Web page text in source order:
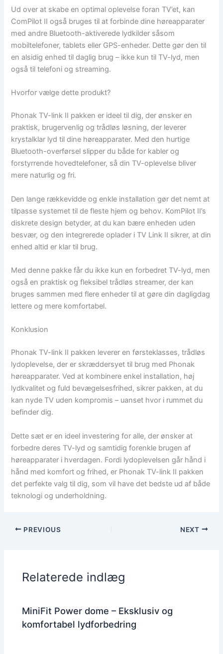
Ud over at skabe en optimal oplevelse foran TV’et, kan
ComPilot II også bruges til at forbinde dine høreapparater
med andre Bluetooth-aktiverede lydkilder såsom
mobiltelefoner, tablets eller GPS-enheder. Dette gør den til
en alsidig enhed til daglig brug – ikke kun til TV-lyd, men
også til telefoni og streaming.
Hvorfor vælge dette produkt?
Phonak TV-link II pakken er ideel til dig, der ønsker en
praktisk, brugervenlig og trådløs løsning, der leverer
krystalklar lyd til dine høreapparater. Med den hurtige
Bluetooth-overførsel slipper du både for kabler og
forstyrrende hovedtelefoner, så din TV-oplevelse bliver
mere naturlig og fri.
Den lange rækkevidde og enkle installation gør det nemt at
tilpasse systemet til de fleste hjem og behov. KomPilot II’s
diskrete design betyder, at du kan bære enheden uden
besvær, og den integrerede oplader i TV Link II sikrer, at din
enhed altid er klar til brug.
Med denne pakke får du ikke kun en forbedret TV-lyd, men
også en praktisk og fleksibel trådløs streamer, der kan
bruges sammen med flere enheder til at gøre din dagligdag
lettere og mere komfortabel.
Konklusion
Phonak TV-link II pakken leverer en førsteklasses, trådløs
lydoplevelse, der er skræddersyet til brug med Phonak
høreapparater. Ved at kombinere enkel installation, høj
lydkvalitet og fuld bevægelsesfrihed, sikrer pakken, at du
kan nyde TV uden kompromis – uanset hvor i rummet du
befinder dig.
Dette sæt er en ideel investering for alle, der ønsker at
forbedre deres TV-lyd og samtidig forenkle brugen af
høreapparater i hverdagen. Fordi lydoplevelsen går hånd i
hånd med komfort og frihed, er Phonak TV-link II pakken
det perfekte valg til dig, som vil have det bedste ud af både
teknologi og underholdning.
PREVIOUS NEXT
Relaterede indlæg
MiniFit Power dome – Eksklusiv og
komfortabel lydforbedring